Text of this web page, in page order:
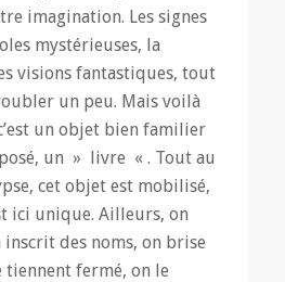
imagination. Les signes
mystérieuses, la
visions fantastiques, tout
un peu. Mais voilà
un objet bien familier
un » livre « . Tout au
cet objet est mobilisé,
ici unique. Ailleurs, on
des noms, on brise
tiennent fermé, on le